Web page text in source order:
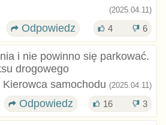
(2025.04.11)
Odpowiedz 4 6
i nie powinno się parkować.
drogowego
Kierowca samochodu (2025.04.11)
Odpowiedz 16 3